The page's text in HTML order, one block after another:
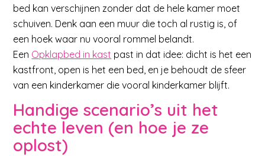
bed kan verschijnen zonder dat de hele kamer moet
schuiven. Denk aan een muur die toch al rustig is, of
een hoek waar nu vooral rommel belandt.
Een Opklapbed in kast past in dat idee: dicht is het een
kastfront, open is het een bed, en je behoudt de sfeer
van een kinderkamer die vooral kinderkamer blijft.
Handige scenario’s uit het
echte leven (en hoe je ze
oplost)